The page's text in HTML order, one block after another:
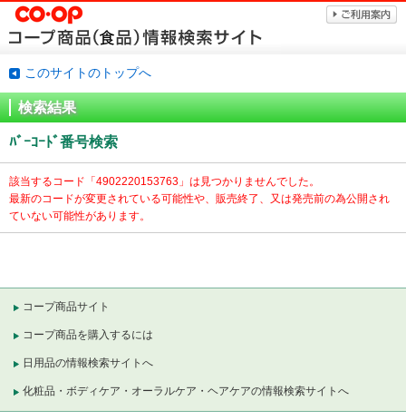
このサイトのトップへ
検索結果
ﾊﾞｰｺｰﾄﾞ番号検索
該当するコード「4902220153763」は見つかりませんでした。
最新のコードが変更されている可能性や、販売終了、又は発売前の為公開され
ていない可能性があります。
コープ商品サイト
コープ商品を購入するには
日用品の情報検索サイトへ
化粧品・ボディケア・オーラルケア・ヘアケアの情報検索サイトへ